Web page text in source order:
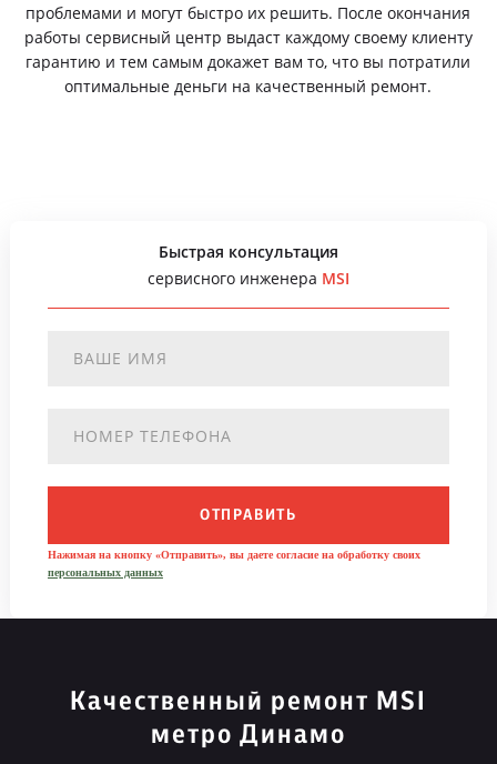
проблемами и могут быстро их решить. После окончания
работы сервисный центр выдаст каждому своему клиенту
гарантию и тем самым докажет вам то, что вы потратили
оптимальные деньги на качественный ремонт.
Быстрая консультация
сервисного инженера MSI
ОТПРАВИТЬ
Нажимая на кнопку «Отправить», вы даете согласие на обработку своих
персональных данных
Качественный ремонт MSI
метро Динамо